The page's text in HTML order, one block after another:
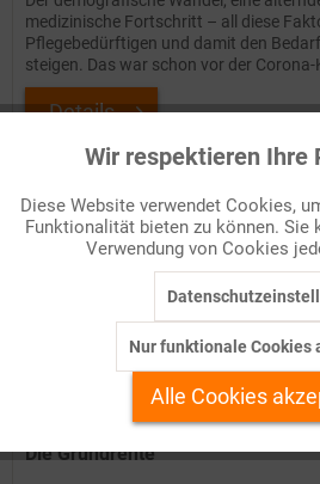
medizinische Fortschritt – all diese
Pflegebedürftigen und damit den
steigen. Das war schon vor der Corona-
Details
Auf Ihren Merkzettel setzen
Die Grundrente
Funktionale
Marketing
Personalisierung
Service
Wir respektieren Ihre
Diese Website verwendet Cookies,
Funktionalität bieten zu können. Sie
Verwendung von Cookies
Nur funktionale Cookies
Alle Cookies